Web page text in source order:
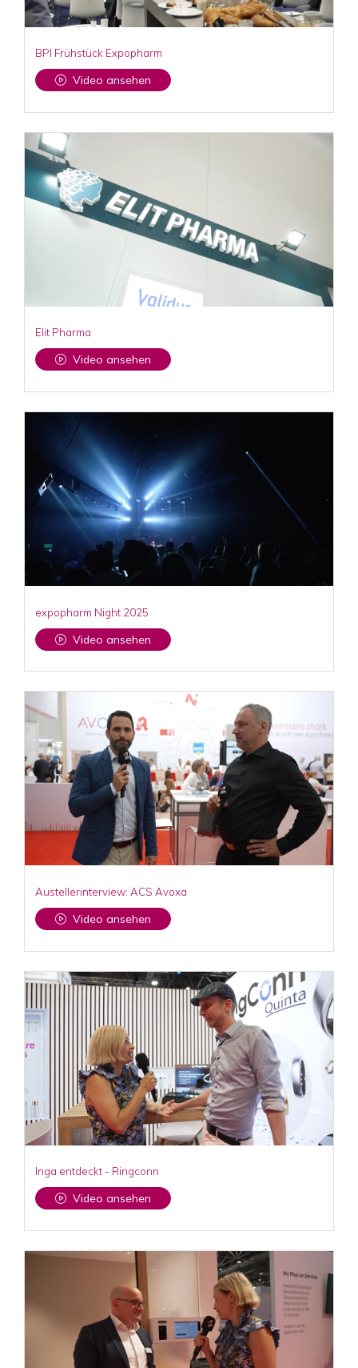
BPI Frühstück Expopharm
Video ansehen
Elit Pharma
Video ansehen
expopharm Night 2025
Video ansehen
Austellerinterview: ACS Avoxa
Video ansehen
Inga entdeckt - Ringconn
Video ansehen